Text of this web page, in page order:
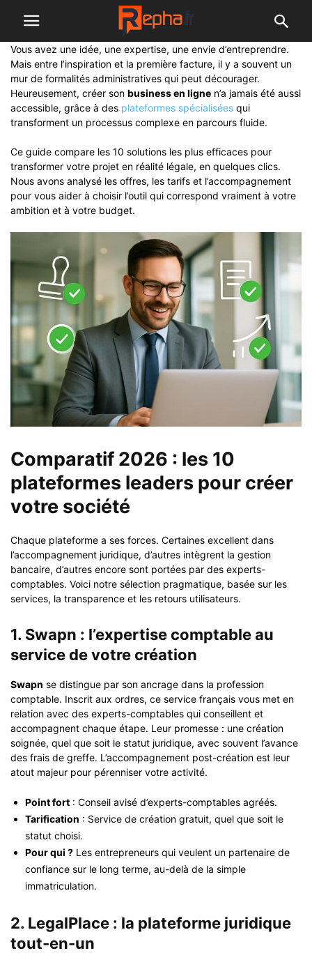
Vous avez une idée, une expertise, une envie d’entreprendre.
Mais entre l’inspiration et la première facture, il y a souvent un
mur de formalités administratives qui peut décourager.
Heureusement, créer son business en ligne n’a jamais été aussi
accessible, grâce à des plateformes spécialisées qui
transforment un processus complexe en parcours fluide.
Ce guide compare les 10 solutions les plus efficaces pour
transformer votre projet en réalité légale, en quelques clics.
Nous avons analysé les offres, les tarifs et l’accompagnement
pour vous aider à choisir l’outil qui correspond vraiment à votre
ambition et à votre budget.
Comparatif 2026 : les 10
plateformes leaders pour créer
votre société
Chaque plateforme a ses forces. Certaines excellent dans
l’accompagnement juridique, d’autres intègrent la gestion
bancaire, d’autres encore sont portées par des experts-
comptables. Voici notre sélection pragmatique, basée sur les
services, la transparence et les retours utilisateurs.
1. Swapn : l’expertise comptable au
service de votre création
Swapn se distingue par son ancrage dans la profession
comptable. Inscrit aux ordres, ce service français vous met en
relation avec des experts-comptables qui conseillent et
accompagnent chaque étape. Leur promesse : une création
soignée, quel que soit le statut juridique, avec souvent l’avance
des frais de greffe. L’accompagnement post-création est leur
atout majeur pour pérenniser votre activité.
Point fort : Conseil avisé d’experts-comptables agréés.
Tarification : Service de création gratuit, quel que soit le
statut choisi.
Pour qui ? Les entrepreneurs qui veulent un partenaire de
confiance sur le long terme, au-delà de la simple
immatriculation.
2. LegalPlace : la plateforme juridique
tout-en-un